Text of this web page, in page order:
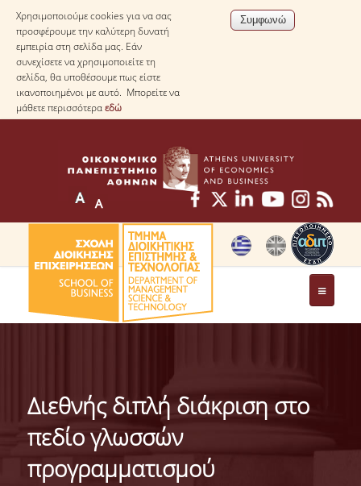
Χρησιμοποιούμε cookies για να σας
προσφέρουμε την καλύτερη δυνατή
εμπειρία στη σελίδα μας. Εάν
συνεχίσετε να χρησιμοποιείτε τη
σελίδα, θα υποθέσουμε πως είστε
ικανοποιημένοι με αυτό. Μπορείτε να
μάθετε περισσότεραεδώ
ΤΟ ΤΜΗΜΑ
ΤΑΥΤΟΤΗΤΑ ΤΟΥ ΤΜΗΜΑΤΟΣ
ΑΠΟΣΤΟΛΗ ΤΟΥ ΤΜΗΜΑΤΟΣ
ΔΙΟΙΚΗΣΗ ΤΟΥ ΤΜΗΜΑΤΟΣ
Διεθνής διπλή διάκριση στο
πεδίο γλωσσών
προγραμματισμού